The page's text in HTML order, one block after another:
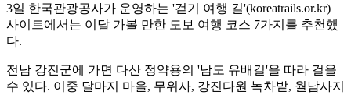
3일 한국관광공사가 운영하는 '걷기 여행 길'(koreatrails.or.kr)
사이트에서는 이달 가볼 만한 도보 여행 코스 7가지를 추천했
다.
전남 강진군에 가면 다산 정약용의 '남도 유배길'을 따라 걸을
수 있다. 이중 달마지 마을, 무위사, 강진다원 녹차밭, 월남사지